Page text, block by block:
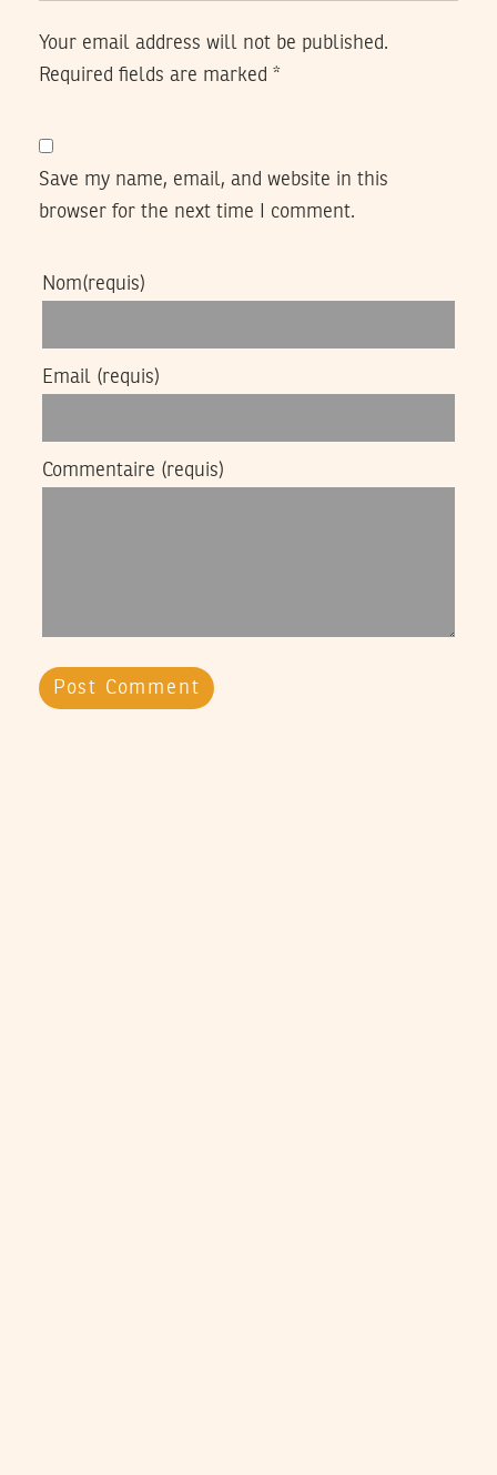
Your email address will not be published.
Required fields are marked *
Save my name, email, and website in this
browser for the next time I comment.
Nom(requis)
Email (requis)
Commentaire (requis)